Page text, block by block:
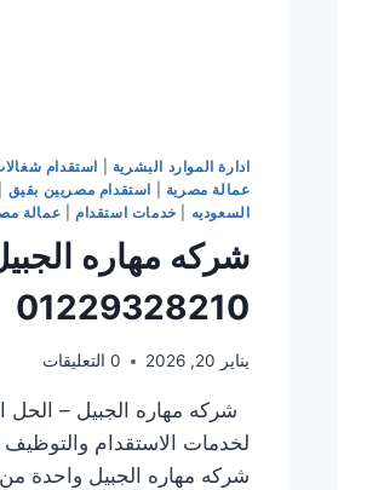
ادارة الموارد البشرية استقدام
عمالة مصرية
استقدام مصريين بقيق
السعوديه
خدمات استقدام عمالة
شركه مهاره
01229328210
يناير 20, 2026 0 التعليقات
شركه مهاره الجبيل – الحل
لخدمات الاستقدام والتوظيف
شركه مهاره الجبيل واحدة